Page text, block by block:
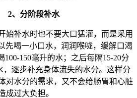
2、分阶段补水
补水时也不要大口猛灌，而是采用
先喝一小口水，润润喉咙，缓解口渴
100-150毫升的水；之后每隔15-20分
，逐步补充身体流失的水分。这样分
对水分的需求，又不会给肠胃和心脏
成过大负担。